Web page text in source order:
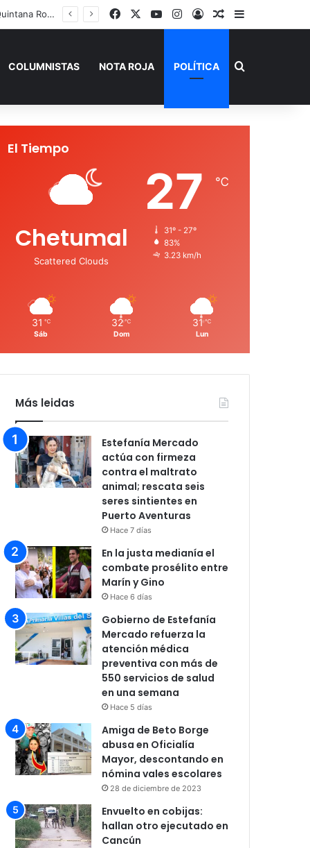
Verano” FacebookYouTubeInstagram
AccesoPublicación al
Barra lateral
COLUMNISTAS NOTA ROJA POLÍTICA Buscar por
El Tiempo
Chetumal
Scattered Clouds
27 ℃
31º - 27º
83%
3.23 km/h
31 ℃
Sáb
32 ℃
Dom
31 ℃
Lun
Más leidas
Estefanía Mercado
actúa con firmeza
contra el maltrato
animal; rescata seis
seres sintientes en
Puerto Aventuras
Hace 7 días
En la justa medianía el
combate prosélito entre
Marín y Gino
Hace 6 días
Gobierno de Estefanía
Mercado refuerza la
atención médica
preventiva con más de
550 servicios de salud
en una semana
Hace 5 días
Amiga de Beto Borge
abusa en Oficialía
Mayor, descontando en
nómina vales escolares
28 de diciembre de 2023
Envuelto en cobijas:
hallan otro ejecutado en
Cancún